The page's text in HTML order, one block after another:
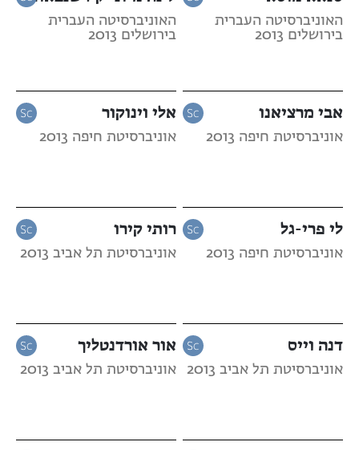
האוניברסיטה העברית
בירושלים 2013
האוניברסיטה העברית
בירושלים 2013
אבי מרציאנו
אוניברסיטת חיפה 2013
אלי וינוקור
אוניברסיטת חיפה 2013
לי פרי-גל
אוניברסיטת חיפה 2013
רותי קירו
אוניברסיטת תל אביב 2013
דנה וייס
אוניברסיטת תל אביב 2013
אור אורדנטליך
אוניברסיטת תל אביב 2013